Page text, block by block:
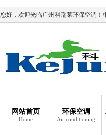
您好，欢迎光临广州科瑞莱环保空调！
网站首页
Home
环保空调
Air conditioning